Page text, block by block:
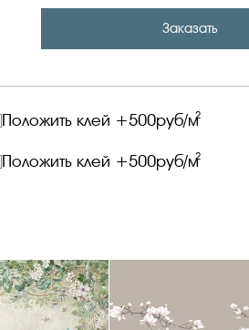
Заказать
Положить клей +500руб/м2
Положить клей +500руб/м2